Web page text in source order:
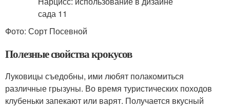
Фото: Сорт Посевной
Полезные свойства крокусов
Луковицы съедобны, ими любят полакомиться
различные грызуны. Во время туристических походов
клубеньки запекают или варят. Получается вкусный